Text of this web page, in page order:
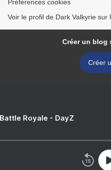
Préférences cookies
Voir le profil de Dark Valkyrie sur
Créer un blog
Créer
Royale - DayZ